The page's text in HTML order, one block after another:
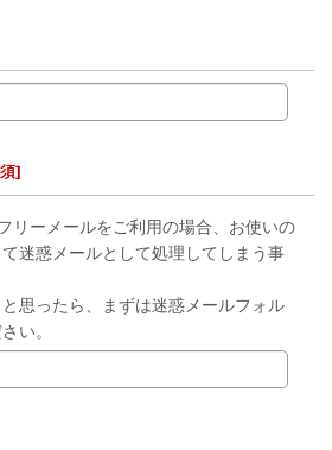
]
リーメールをご利用の場合、お使いの
迷惑メールとして処理してしまう事
思ったら、まずは迷惑メールフォル
い。